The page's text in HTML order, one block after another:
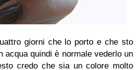
giorni che lo porto e che sto
acqua quindi è normale vederlo un
credo che sia un colore molto